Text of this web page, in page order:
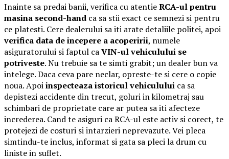
Inainte sa predai banii, verifica cu atentieRCA-ul pentru
masina second-hand ca sa stii exact ce semnezi si pentru
ce platesti. Cere dealerului sa iti arate detaliile politei, apoi
verifica data de incepere a acoperirii, numele
asiguratorului si faptul caVIN-ul vehiculului se
potriveste. Nu trebuie sa te simti grabit; un dealer bun va
intelege. Daca ceva pare neclar, opreste-te si cere o copie
noua. Apoiinspecteaza istoricul vehiculului ca sa
depistezi accidente din trecut, goluri in kilometraj sau
schimbari de proprietate care ar putea sa iti afecteze
increderea. Cand te asiguri ca RCA-ul este activ si corect, te
protejezi de costuri si intarzieri neprevazute. Vei pleca
simtindu-te inclus, informat si gata sa pleci la drum cu
liniste in suflet.